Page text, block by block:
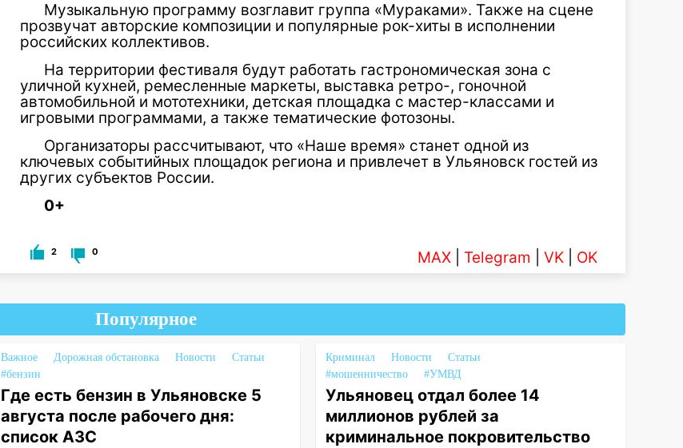
Музыкальную программу возглавит группа «Мураками». Также на сцене
прозвучат авторские композиции и популярные рок-хиты в исполнении
российских коллективов.
На территории фестиваля будут работать гастрономическая зона с
уличной кухней, ремесленные маркеты, выставка ретро-, гоночной
автомобильной и мототехники, детская площадка с мастер-классами и
игровыми программами, а также тематические фотозоны.
Организаторы рассчитывают, что «Наше время» станет одной из
ключевых событийных площадок региона и привлечет в Ульяновск гостей из
других субъектов России.
0+
2 0 MAX Telegram VK OK
Популярное
Важное Дорожная обстановка Новости
Статьи
#бензин
Где есть бензин в Ульяновске 5
августа после рабочего дня:
список АЗС
Криминал Новости
Статьи
#мошенничество
#УМВД
Ульяновец отдал более 14
миллионов рублей за
криминальное покровительство